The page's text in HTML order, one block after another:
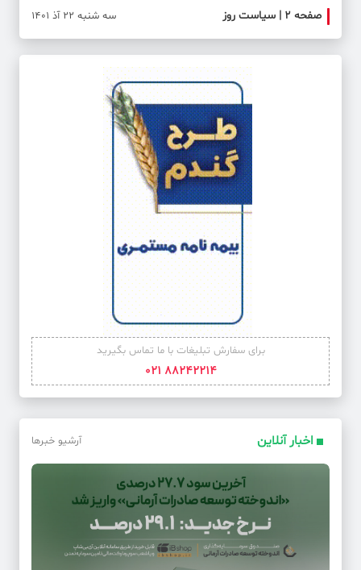
صفحه ۲ | سیاست روز سه شنبه 22 آذ 1401
برای سفارش تبلیغات با ما تماس بگیرید
88242214 021
اخبار آنلاین آرشیو خبرها